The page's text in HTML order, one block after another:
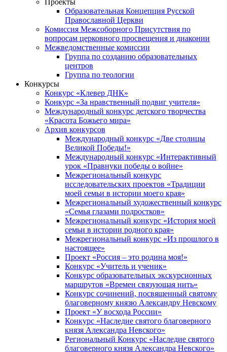
Проекты
Образовательная Концепция Русской
Православной Церкви
Комиссия Межсоборного Присутствия по
вопросам церковного просвещения и диаконии
Межведомственные комиссии
Группа по созданию образовательных
центров
Группа по теологии
Конкурсы
Конкурс «Клевер ДНК»
Конкурс «За нравственный подвиг учителя»
Международный конкурс детского творчества
«Красота Божьего мира»
Архив конкурсов
Международный конкурс «Две столицы
Великой Победы!»
Международный конкурс «Интерактивный
урок «Правнуки победы о войне»
Межрегиональный конкурс
исследовательских проектов «Традиции
моей семьи в истории моего края»
Межрегиональный художественный конкурс
«Семья глазами подростков»
Межрегиональный конкурс «История моей
семьи в истории родного края»
Межрегиональный конкурс «Из прошлого в
настоящее»
Проект «Россия – это родина моя!»
Конкурс «Учитель и ученик»
Конкурс образовательных экскурсионных
маршрутов «Времен связующая нить»
Конкурс сочинений, посвященный святому
благоверному князю Александру Невскому
Проект «У восхода России»
Конкурс «Наследие святого благоверного
князя Александра Невского»
Региональный Конкурс «Наследие святого
благоверного князя Александра Невского»